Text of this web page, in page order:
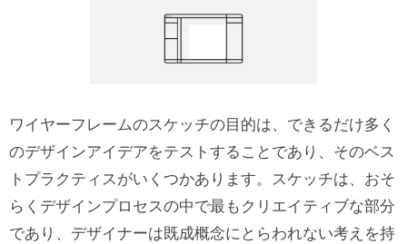
ワイヤーフレームのスケッチの目的は、できるだけ多く
のデザインアイデアをテストすることであり、そのベス
トプラクティスがいくつかあります。スケッチは、おそ
らくデザインプロセスの中で最もクリエイティブな部分
であり、デザイナーは既成概念にとらわれない考えを持